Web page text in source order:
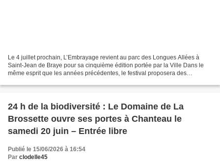
Le 4 juillet prochain, L’Embrayage revient au parc des Longues Allées à
Saint-Jean de Braye pour sa cinquième édition portée par la Ville Dans le
même esprit que les années précédentes, le festival proposera des
24 h de la biodiversité : Le Domaine de La
Brossette ouvre ses portes à Chanteau le
samedi 20 juin – Entrée libre
Publié le 15/06/2026 à 16:54
Par clodelle45